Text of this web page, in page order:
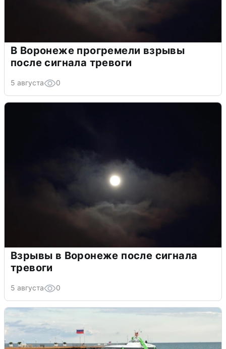
В Воронеже прогремели взрывы
после сигнала тревоги
5 августа 0
Взрывы в Воронеже после сигнала
тревоги
5 августа 0